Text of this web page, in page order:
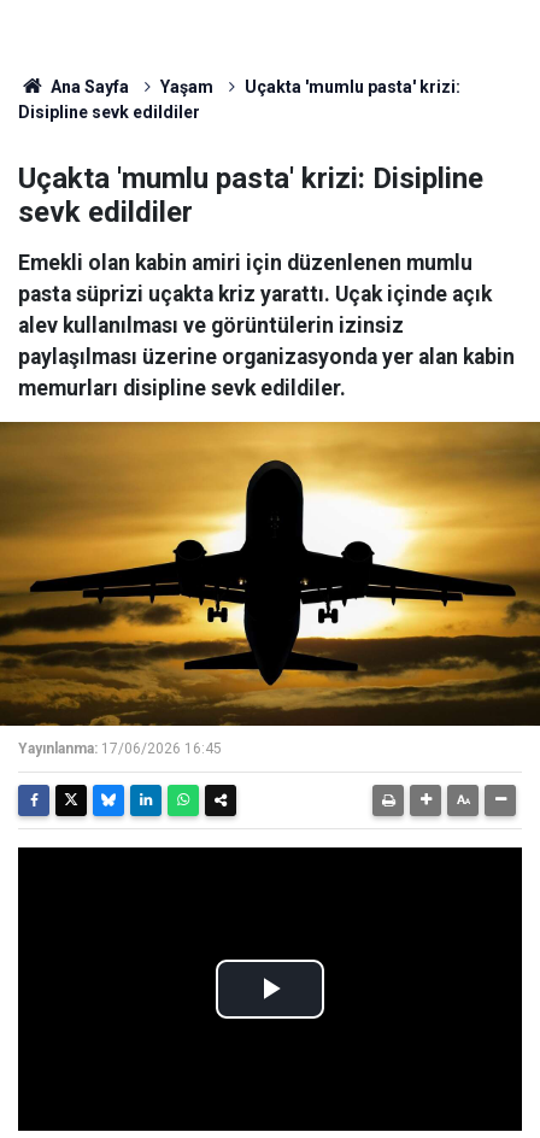
Ana Sayfa Yaşam
Uçakta 'mumlu pasta' krizi:
Disipline sevk edildiler
Uçakta 'mumlu pasta' krizi: Disipline
sevk edildiler
Emekli olan kabin amiri için düzenlenen mumlu
pasta süprizi uçakta kriz yarattı. Uçak içinde açık
alev kullanılması ve görüntülerin izinsiz
paylaşılması üzerine organizasyonda yer alan kabin
memurları disipline sevk edildiler.
Yayınlanma: 17/06/2026 16:45